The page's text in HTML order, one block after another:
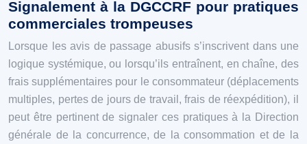
Signalement à la DGCCRF pour pratiques
commerciales trompeuses
Lorsque les avis de passage abusifs s’inscrivent dans une
logique systémique, ou lorsqu’ils entraînent, en chaîne, des
frais supplémentaires pour le consommateur (déplacements
multiples, pertes de jours de travail, frais de réexpédition), il
peut être pertinent de signaler ces pratiques à la Direction
générale de la concurrence, de la consommation et de la